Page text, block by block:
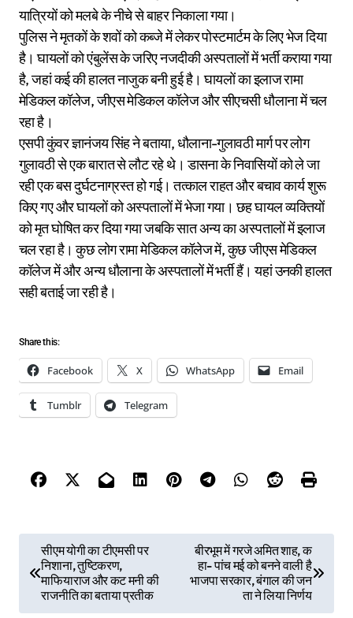
यात्रियों को मलबे के नीचे से बाहर निकाला गया।
पुलिस ने मृतकों के शवों को कब्जे में लेकर पोस्टमार्टम के लिए भेज दिया
है। घायलों को एंबुलेंस के जरिए नजदीकी अस्पतालों में भर्ती कराया गया
है, जहां कई की हालत नाजुक बनी हुई है। घायलों का इलाज रामा
मेडिकल कॉलेज, जीएस मेडिकल कॉलेज और सीएचसी धौलाना में चल
रहा है।
एसपी कुंवर ज्ञानंजय सिंह ने बताया, धौलाना-गुलावठी मार्ग पर लोग
गुलावठी से एक बारात से लौट रहे थे। डासना के निवासियों को ले जा
रही एक बस दुर्घटनाग्रस्त हो गई। तत्काल राहत और बचाव कार्य शुरू
किए गए और घायलों को अस्पतालों में भेजा गया। छह घायल व्यक्तियों
को मृत घोषित कर दिया गया जबकि सात अन्य का अस्पतालों में इलाज
चल रहा है। कुछ लोग रामा मेडिकल कॉलेज में, कुछ जीएस मेडिकल
कॉलेज में और अन्य धौलाना के अस्पतालों में भर्ती हैं। यहां उनकी हालत
सही बताई जा रही है।
Share this:
Facebook X WhatsApp Email
Tumblr Telegram
सीएम योगी का टीएमसी पर
निशाना, तुष्टिकरण,
माफियाराज और कट मनी की
राजनीति का बताया प्रतीक
बीरभूम में गरजे अमित शाह, क
हा- पांच मई को बनने वाली है
भाजपा सरकार, बंगाल की जन
ता ने लिया निर्णय